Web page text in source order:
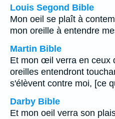
Louis Segond Bible
Mon oeil se plaît à
mon oreille à entendre
Martin Bible
Et mon œil verra en ceux
oreilles entendront
s'élèvent contre moi, [ce
Darby Bible
Et mon oeil verra son